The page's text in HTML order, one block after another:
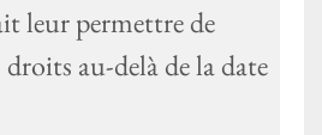
leur permettre de
au-delà de la date